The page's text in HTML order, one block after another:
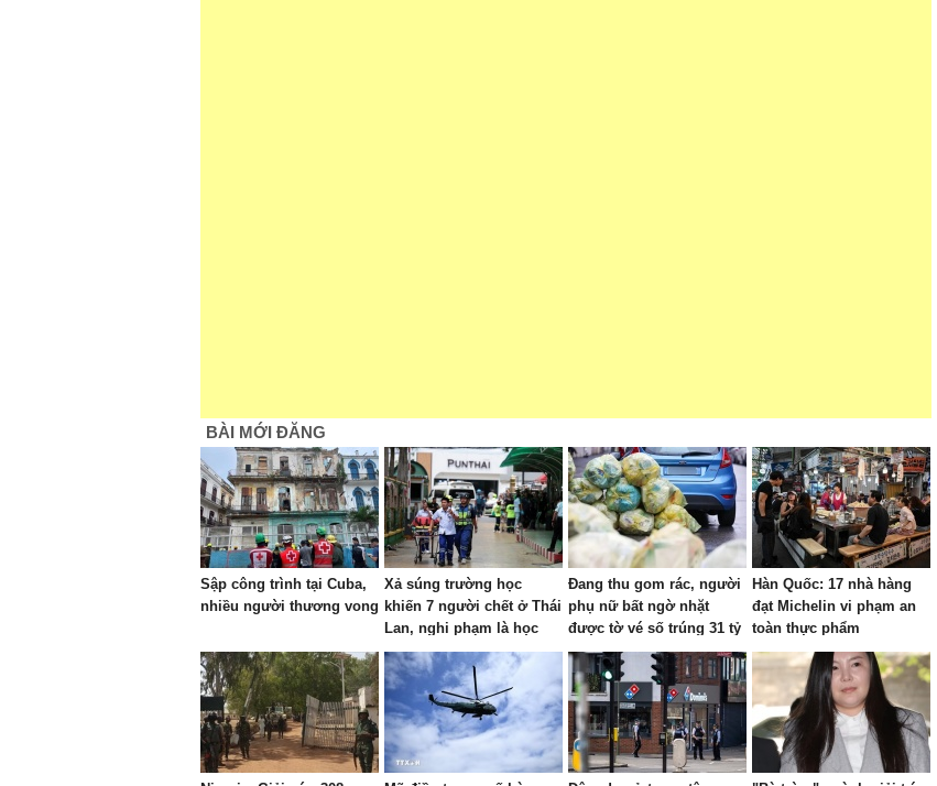
BÀI MỚI ĐĂNG
Sập công trình tại Cuba,
nhiều người thương vong
Xả súng trường học
khiến 7 người chết ở Thái
Lan, nghi phạm là học
sinh lớp 9
Đang thu gom rác, người
phụ nữ bất ngờ nhặt
được tờ vé số trúng 31 tỷ
đồng và cái kết
Hàn Quốc: 17 nhà hàng
đạt Michelin vi phạm an
toàn thực phẩm